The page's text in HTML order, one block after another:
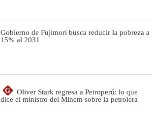
Gobierno de Fujimori busca reducir la pobreza a
15% al 2031
G
Oliver Stark regresa a Petroperú: lo que
dice el ministro del Minem sobre la petrolera